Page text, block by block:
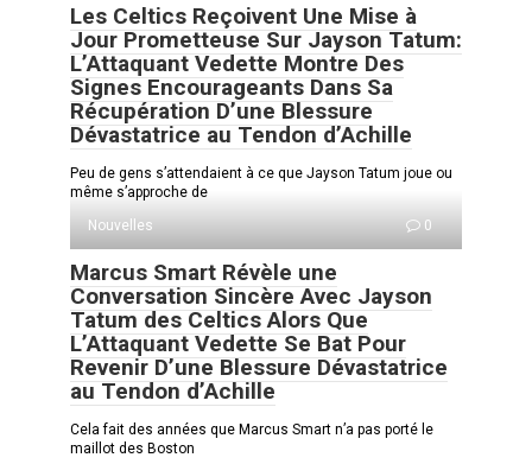
Les Celtics Reçoivent Une Mise à
Jour Prometteuse Sur Jayson Tatum:
L’Attaquant Vedette Montre Des
Signes Encourageants Dans Sa
Récupération D’une Blessure
Dévastatrice au Tendon d’Achille
Peu de gens s’attendaient à ce que Jayson Tatum joue ou
même s’approche de
Nouvelles
0
Marcus Smart Révèle une
Conversation Sincère Avec Jayson
Tatum des Celtics Alors Que
L’Attaquant Vedette Se Bat Pour
Revenir D’une Blessure Dévastatrice
au Tendon d’Achille
Cela fait des années que Marcus Smart n’a pas porté le
maillot des Boston